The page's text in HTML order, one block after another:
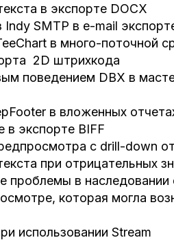
в экспорте DOCX
SMTP в e-mail
в много-поточной
2D штрихкода
поведением DBX в
в вложенных
в экспорте BIFF
с drill-down
при отрицательных
проблемы в наследовании
которая могла
использовании Stream